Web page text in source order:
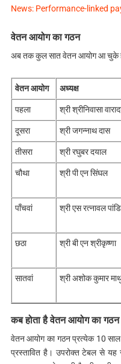
News: Performance-linked
वेतन आयोग का गठन
अब तक कुल सात वेतन आयोग आ चुके हैं
वेतन आयोग अध्‍यक्ष
पहला श्री श्रीनिवासा
दूसरा श्री जगन्‍नाथ दास
तीसरा श्री रघुबर दयाल
चौथा श्री पी एन सिंघल
पाँचवां श्री एस रत्‍नावल
छठा श्री बी एन श्रीकृष्‍णा
सातवां श्री अशोक कुमार
कब होता है वेतन आयोग का गठन
वेतन आयोग का गठन प्रत्‍येक 10 साल
प्रस्‍तावित है। उपरोक्‍त टेबल से